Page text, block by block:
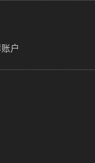
户